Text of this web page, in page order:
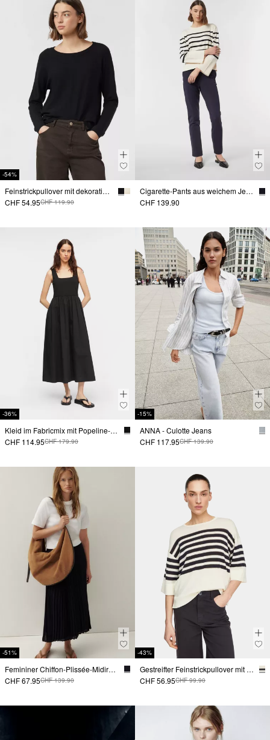
-54%
Feinstrickpullover mit dekorativen Knöpfen
CHF 54.95CHF 119.90
Cigarette-Pants aus weichem Jersey
CHF 139.90
-36%
Kleid im Fabricmix mit Popeline-Rock und Eingrifftaschen
CHF 114.95CHF 179.90
-15%
ANNA - Culotte Jeans
CHF 117.95CHF 139.90
-51%
Femininer Chiffon-Plissée-Midirock mit lässigen Tunnelzugdetails
CHF 67.95CHF 139.90
-43%
Gestreifter Feinstrickpullover mit dezentem Glitzergarn
CHF 56.95CHF 99.90